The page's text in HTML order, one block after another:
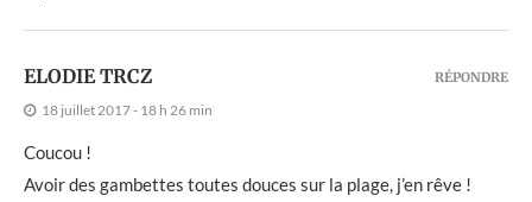
ELODIE TRCZ
18 juillet 2017 - 18 h 26 min
Coucou !
Avoir des gambettes toutes douces sur la plage, j’en rêve !
RÉPONDRE